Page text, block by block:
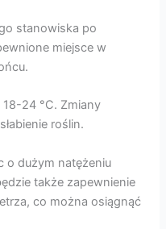
stanowiska po
miejsce w
24 °C. Zmiany
roślin.
o dużym natężeniu
także zapewnienie
co można osiągnąć